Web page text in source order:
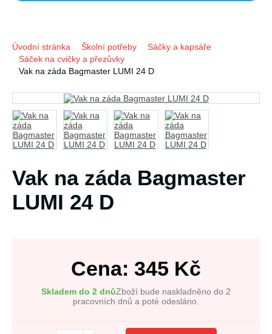
Úvodní stránka Školní potřeby
Sáčky a kapsáře
Sáček na cvičky a přezůvky
Vak na záda Bagmaster LUMI 24 D
Vak na záda Bagmaster
LUMI 24 D
Cena: 345 Kč
Skladem do 2 dnůZboží bude naskladněno do 2
pracovních dnů a poté odesláno.